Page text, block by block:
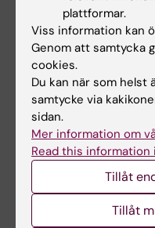
leg
Arbete:
08 524 800 02
Mobil:
076 209 0181
E-post:
inger.kull@ki.se
plattformar.
Viss information kan
Genom att samtycka
cookies.
Du kan när som helst
samtycke via
sidan.
Mer information om
Read this information
Tillåt
Tillåt